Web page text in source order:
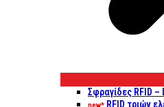
Σφραγίδες RFID –
new* RFID τριών